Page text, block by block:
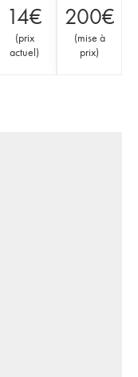
14€
(prix
actuel)
200€
(mise à
prix)